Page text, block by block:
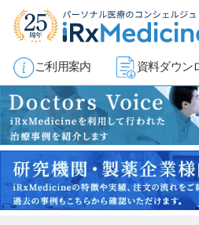
ご利用案内 資料ダウン